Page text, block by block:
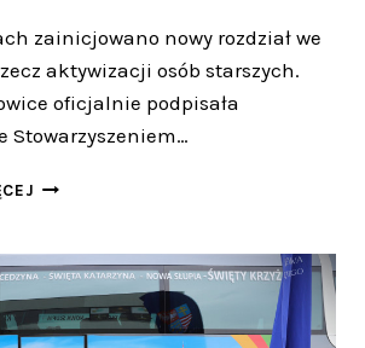
zainicjowano nowy rozdział we
aktywizacji osób starszych.
oficjalnie podpisała
Stowarzyszeniem…
STARACHOWICE
–
NOWE
POROZUMIENIE
Z